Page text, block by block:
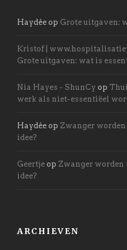
Haydée op Grote uitgaven:
Kristof |
Grote uitgaven: wat is
Nia Hayes - ShunCy op
werk als niet-essentiëel
Haydée op Zwanger worden
idee?
Geertje op Zwanger worden
idee?
ARCHIEVEN